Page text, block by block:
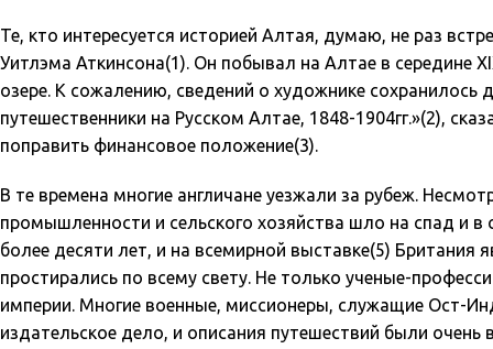
Те, кто интересуется историей Алтая, думаю, не раз
Уитлэма Аткинсона(1). Он побывал на Алтае в середине
озере. К сожалению, сведений о художнике
путешественники на Русском Алтае, 1848-1904гг.»(2),
поправить финансовое положение(3).
В те времена многие англичане уезжали за рубеж.
промышленности и сельского хозяйства шло на спад и
более десяти лет, и на всемирной выставке(5)
простирались по всему свету. Не только ученые-
империи. Многие военные, миссионеры, служащие Ост-
издательское дело, и описания путешествий были